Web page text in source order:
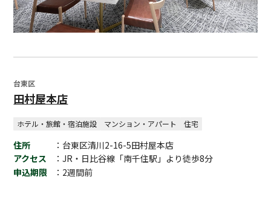
台東区
田村屋本店
ホテル・旅館・宿泊施設 マンション・アパート 住宅
住所
：台東区清川2-16-5田村屋本店
アクセス
：JR・日比谷線「南千住駅」より徒歩8分
申込期限
：2週間前